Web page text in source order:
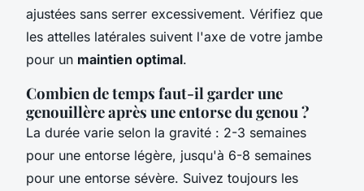
ajustées sans serrer excessivement. Vérifiez que
les attelles latérales suivent l'axe de votre jambe
pour un maintien optimal.
Combien de temps faut-il garder une
genouillère après une entorse du genou ?
La durée varie selon la gravité : 2-3 semaines
pour une entorse légère, jusqu'à 6-8 semaines
pour une entorse sévère. Suivez toujours les